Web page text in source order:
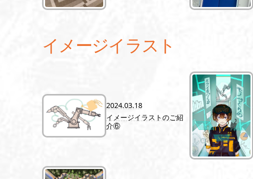
イメージイラスト
2024.03.18
イメージイラストのご紹
介⑥